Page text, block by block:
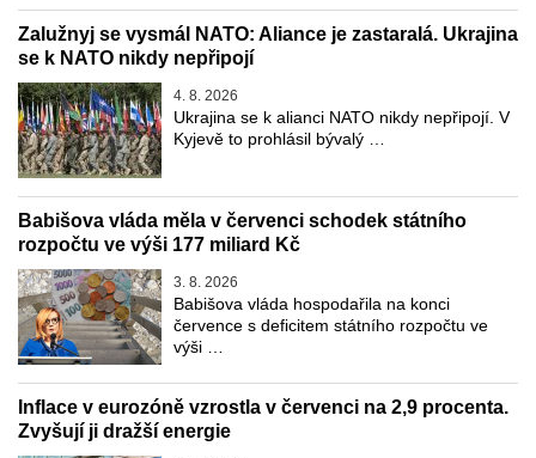
Zalužnyj se vysmál NATO: Aliance je zastaralá. Ukrajina
se k NATO nikdy nepřipojí
4. 8. 2026
Ukrajina se k alianci NATO nikdy nepřipojí. V
Kyjevě to prohlásil bývalý …
Babišova vláda měla v červenci schodek státního
rozpočtu ve výši 177 miliard Kč
3. 8. 2026
Babišova vláda hospodařila na konci
července s deficitem státního rozpočtu ve
výši …
Inflace v eurozóně vzrostla v červenci na 2,9 procenta.
Zvyšují ji dražší energie